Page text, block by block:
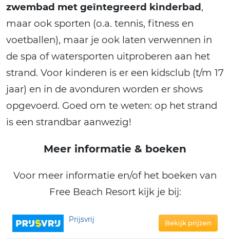
zwembad met geïntegreerd kinderbad,
maar ook sporten (o.a. tennis, fitness en
voetballen), maar je ook laten verwennen in
de spa of watersporten uitproberen aan het
strand. Voor kinderen is er een kidsclub (t/m 17
jaar) en in de avonduren worden er shows
opgevoerd. Goed om te weten: op het strand
is een strandbar aanwezig!
Meer informatie & boeken
Voor meer informatie en/of het boeken van
Free Beach Resort kijk je bij:
Prijsvrij Bekijk prijzen